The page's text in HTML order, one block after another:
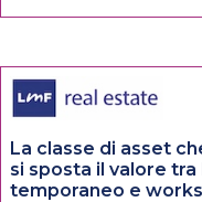
La classe di asset
si sposta il valore
temporaneo e